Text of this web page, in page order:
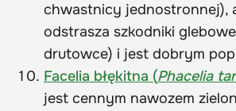
chwastnicy jednostronnej),
odstrasza szkodniki
drutowce) i jest dobrym
Facelia błękitna (Phacelia
jest cennym nawozem